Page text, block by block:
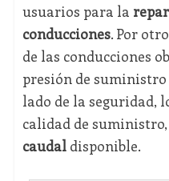
usuarios para la
conducciones. Por
de las conducciones
presión de suministro
lado de la seguridad,
calidad de
caudaldisponible.